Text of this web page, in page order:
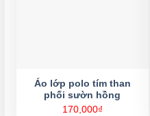
Áo lớp polo tím than
phối sườn hồng
170,000₫